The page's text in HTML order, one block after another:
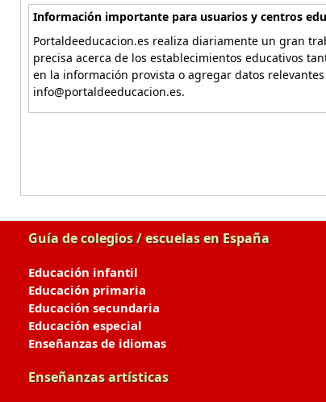
Información importante para usuarios y centros
Portaldeeducacion.es realiza diariamente un gran
precisa acerca de los establecimientos educativos
en la información provista o agregar datos
info@portaldeeducacion.es.
Guía de colegios / escuelas en España
Educación infantil
Educación primaria
Educación secundaria
Educación especial
Enseñanzas de idiomas
Enseñanzas artísticas